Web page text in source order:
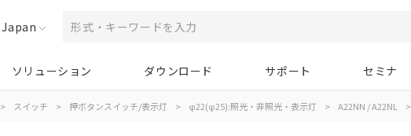
Japan
ソリューション ダウンロード サポート セミナ
> スイッチ > 押ボタンスイッチ/表示灯 > φ22(φ25):照光・非照光・表示灯 > A22NN / A22NL >